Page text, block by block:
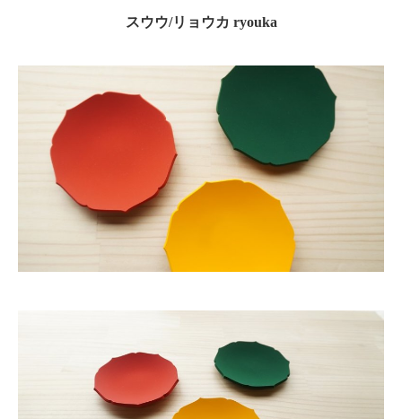
スウウ/リョウカ ryouka